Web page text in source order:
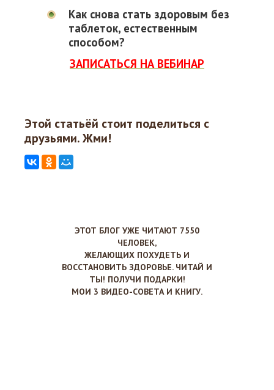
Как снова стать здоровым без
таблеток, естественным
способом?
ЗАПИСАТЬСЯ НА ВЕБИНАР
Этой статьёй стоит поделиться с
друзьями. Жми!
ЭТОТ БЛОГ УЖЕ ЧИТАЮТ 7550
ЧЕЛОВЕК,
ЖЕЛАЮЩИХ ПОХУДЕТЬ И
ВОССТАНОВИТЬ ЗДОРОВЬЕ. ЧИТАЙ И
ТЫ! ПОЛУЧИ ПОДАРКИ!
МОИ 3 ВИДЕО-СОВЕТА И КНИГУ.